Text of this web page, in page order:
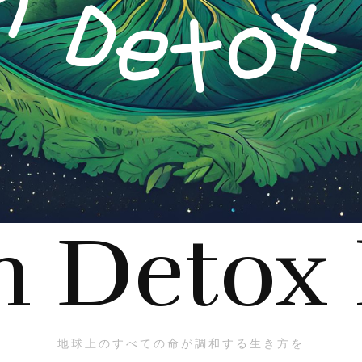
Detox
地球上のすべての命が調和する生き方を